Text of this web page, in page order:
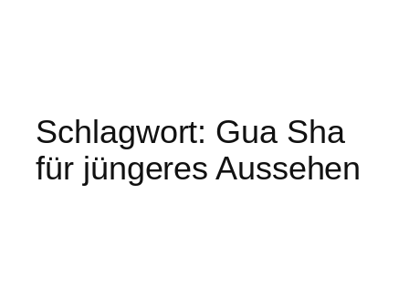
Schlagwort: Gua Sha
für jüngeres Aussehen